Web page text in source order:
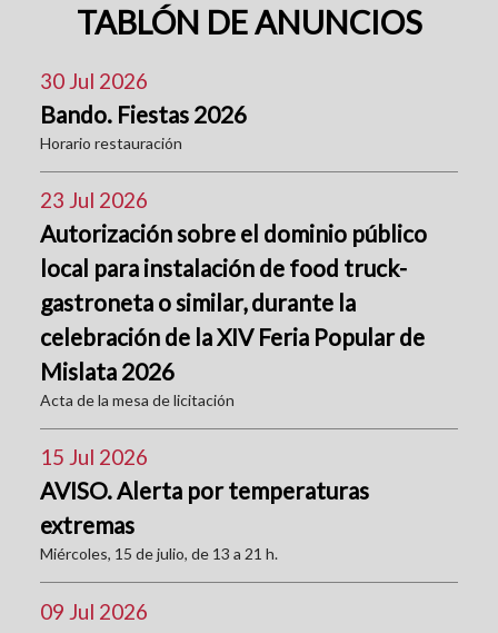
TABLÓN DE ANUNCIOS
30 Jul 2026
Bando. Fiestas 2026
Horario restauración
23 Jul 2026
Autorización sobre el dominio público
local para instalación de food truck-
gastroneta o similar, durante la
celebración de la XIV Feria Popular de
Mislata 2026
Acta de la mesa de licitación
15 Jul 2026
AVISO. Alerta por temperaturas
extremas
Miércoles, 15 de julio, de 13 a 21 h.
09 Jul 2026